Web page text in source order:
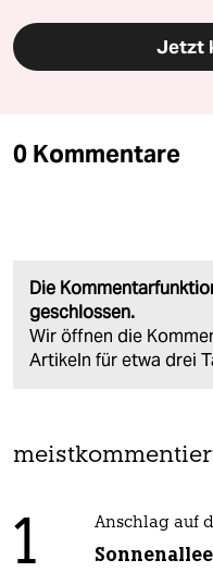
Jetzt
0 Kommentare
Die
geschlossen.
Wir öffnen die
Artikeln für etwa drei
1 Anschlag auf